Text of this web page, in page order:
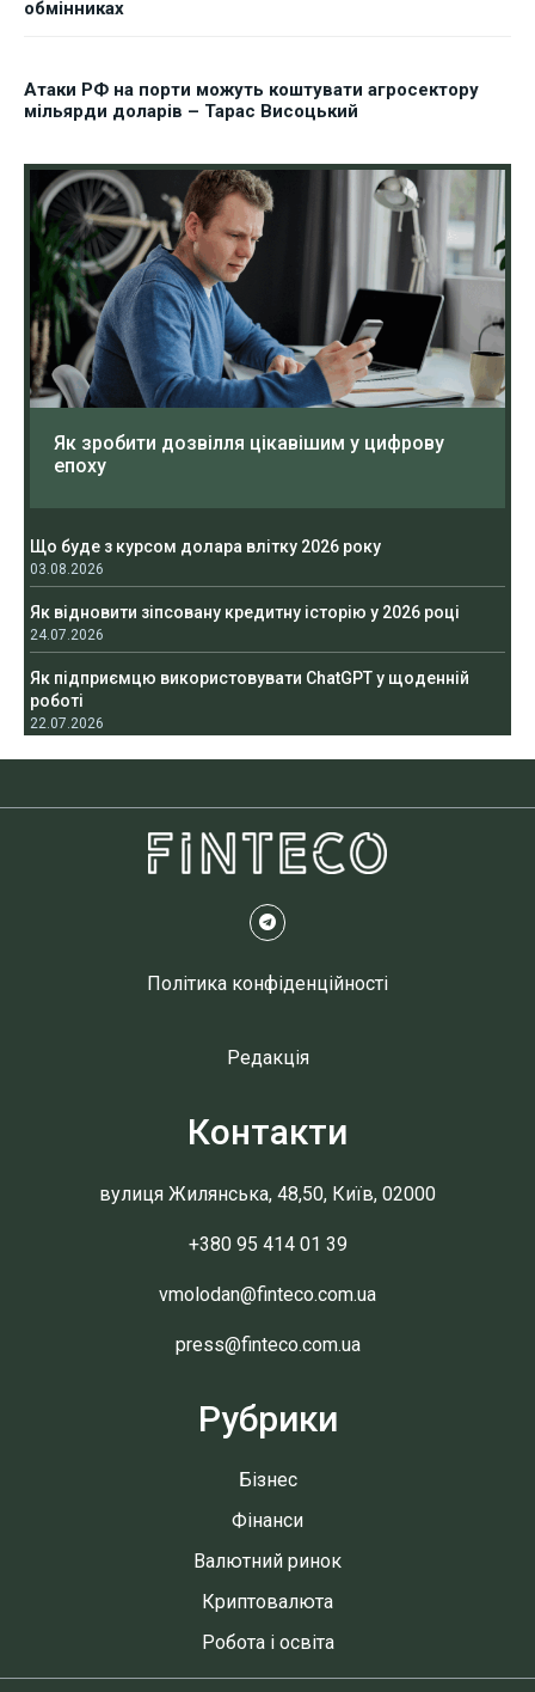
обмінниках
Атаки РФ на порти можуть коштувати агросектору
мільярди доларів – Тарас Висоцький
Як зробити дозвілля цікавішим у цифрову
епоху
Що буде з курсом долара влітку 2026 року
03.08.2026
Як відновити зіпсовану кредитну історію у 2026 році
24.07.2026
Як підприємцю використовувати ChatGPT у щоденній
роботі
22.07.2026
Політика конфіденційності
Редакція
Контакти
вулиця Жилянська, 48,50, Київ, 02000
+380 95 414 01 39
vmolodan@finteco.com.ua
press@finteco.com.ua
Рубрики
Бізнес
Фінанси
Валютний ринок
Криптовалюта
Робота і освіта